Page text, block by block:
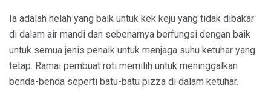
Ia adalah helah yang baik untuk kek keju yang tidak dibakar
di dalam air mandi dan sebenarnya berfungsi dengan baik
untuk semua jenis penaik untuk menjaga suhu ketuhar yang
tetap. Ramai pembuat roti memilih untuk meninggalkan
benda-benda seperti batu-batu pizza di dalam ketuhar.